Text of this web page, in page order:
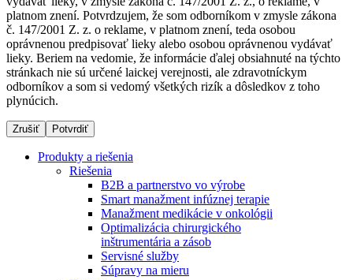
Produktový katalóg​
Objavte naše produkty. ​Navštívte produktový katalóg B.
Braun​ s našim kompletným produktovým portfóliom.​
Dialyzačné strediská
B. Braun Avitum poskytuje kvalitnú dialyzačnú starostlivosť
vo všetkých svojich strediskách na Slovensku. Viac
Zostaňte v dialógu s B. Braun. Kontaktujte nás.
platnom znení. Potvrdzujem, že som odborníkom v zmysle zákona
č. 147/2001 Z. z. o reklame, v platnom znení, teda osobou
oprávnenou predpisovať lieky alebo osobou oprávnenou vydávať
lieky. Beriem na vedomie, že informácie ďalej obsiahnuté na týchto
stránkach nie sú určené laickej verejnosti, ale zdravotníckym
odborníkov a som si vedomý všetkých rizík a dôsledkov z toho
plynúcich.
Zrušiť Potvrdiť
Produkty a riešenia
Riešenia
B2B a partnerstvo vo výrobe
Smart manažment infúznej terapie
Manažment medikácie v onkológii
Optimalizácia chirurgického
inštrumentária a zásob
Servisné služby
Súpravy na mieru